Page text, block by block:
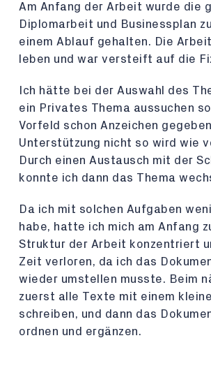
Am Anfang der Arbeit wurde die
Diplomarbeit und Businessplan
einem Ablauf gehalten. Die
leben und war versteift auf die
Ich hätte bei der Auswahl des
ein Privates Thema aussuchen
Vorfeld schon Anzeichen
Unterstützung nicht so wird wie
Durch einen Austausch mit der
konnte ich dann das Thema
Da ich mit solchen Aufgaben
habe, hatte ich mich am Anfang
Struktur der Arbeit konzentriert
Zeit verloren, da ich das
wieder umstellen musste. Beim
zuerst alle Texte mit einem
schreiben, und dann das
ordnen und ergänzen.